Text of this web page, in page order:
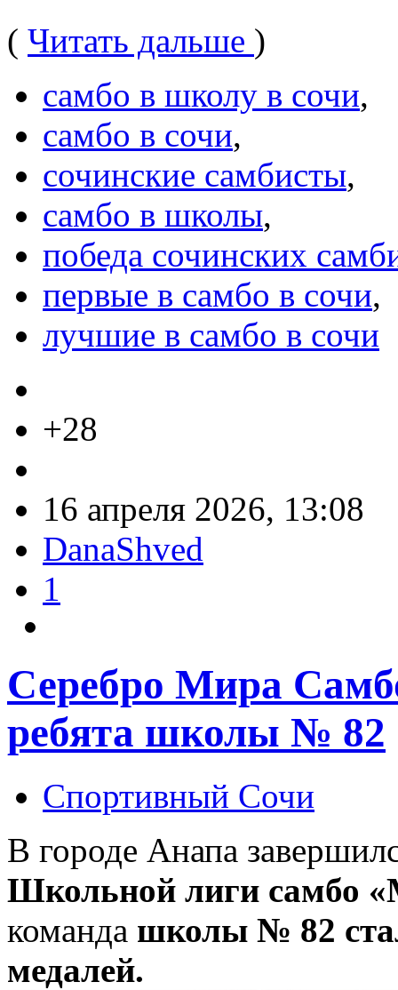
( Читать дальше )
самбо в школу в сочи,
самбо в сочи,
сочинские самбисты,
самбо в школы,
победа сочинских
первые в самбо в сочи,
лучшие в самбо в сочи
+28
16 апреля 2026, 13:08
DanaShved
1
Серебро Мира
ребята школы № 82
Спортивный Сочи
В городе Анапа
Школьной лиги самбо
команда школы № 82
медалей.